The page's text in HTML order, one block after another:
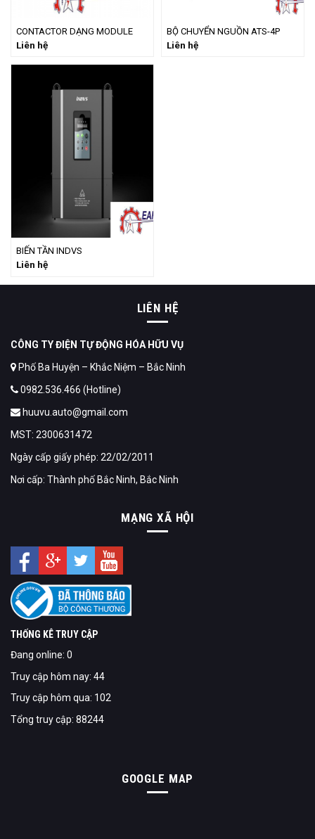
CONTACTOR DẠNG MODULE
Liên hệ
BỘ CHUYỂN NGUỒN ATS-4P
Liên hệ
BIẾN TẦN INDVS
Liên hệ
LIÊN HỆ
CÔNG TY ĐIỆN TỰ ĐỘNG HÓA HỮU VỤ
Phố Ba Huyện – Khắc Niệm – Bắc Ninh
0982.536.466 (Hotline)
huuvu.auto@gmail.com
MST: 2300631472
Ngày cấp giấy phép: 22/02/2011
Nơi cấp: Thành phố Bắc Ninh, Bắc Ninh
MẠNG XÃ HỘI
THỐNG KÊ TRUY CẬP
Đang online: 0
Truy cập hôm nay: 44
Truy cập hôm qua: 102
Tổng truy cập: 88244
GOOGLE MAP